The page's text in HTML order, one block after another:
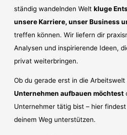
ständig wandelnden Weltkluge
unsere Karriere, unser Business
treffen können. Wir liefern dir
Analysen und inspirierende Ideen,
privat weiterbringen.
Ob du gerade erst in die
Unternehmen aufbauen möchtest
Unternehmer tätig bist – hier
deinem Weg unterstützen.